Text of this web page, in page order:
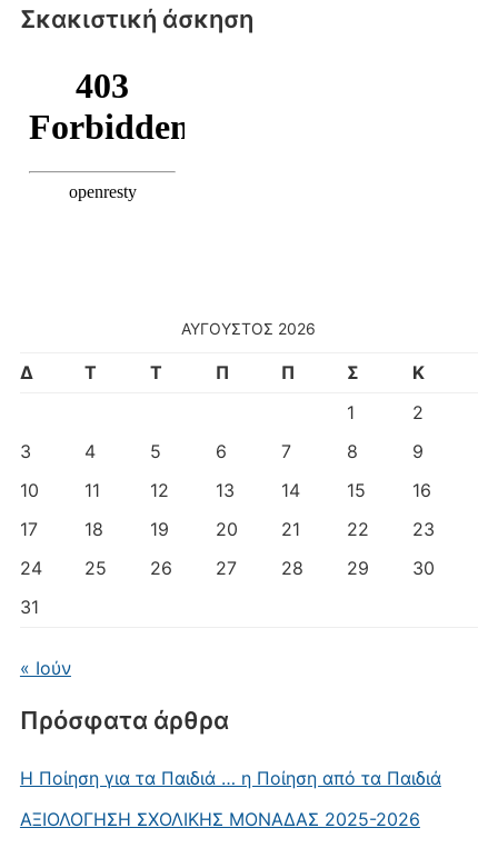
Σκακιστική άσκηση
ΑΎΓΟΥΣΤΟΣ 2026
Δ Τ Τ Π Π Σ
Κ
1
2
3
4 5 6 7 8
9
10
11 12 13 14 15
16
17
18 19 20 21 22
23
24
25 26 27 28 29
30
31
« Ιούν
Πρόσφατα άρθρα
Η Ποίηση για τα Παιδιά … η Ποίηση από τα Παιδιά
AΞΙΟΛΟΓΗΣΗ ΣΧΟΛΙΚΗΣ ΜΟΝΑΔΑΣ 2025-2026